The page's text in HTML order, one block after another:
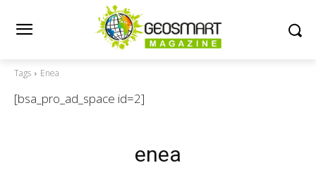
Tags Enea
[bsa_pro_ad_space id=2]
enea